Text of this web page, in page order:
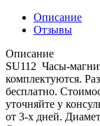
Описание
Отзывы
Описание
SU112 Часы-
комплектуются.
бесплатно.
уточняйте у
от 3-х дней.